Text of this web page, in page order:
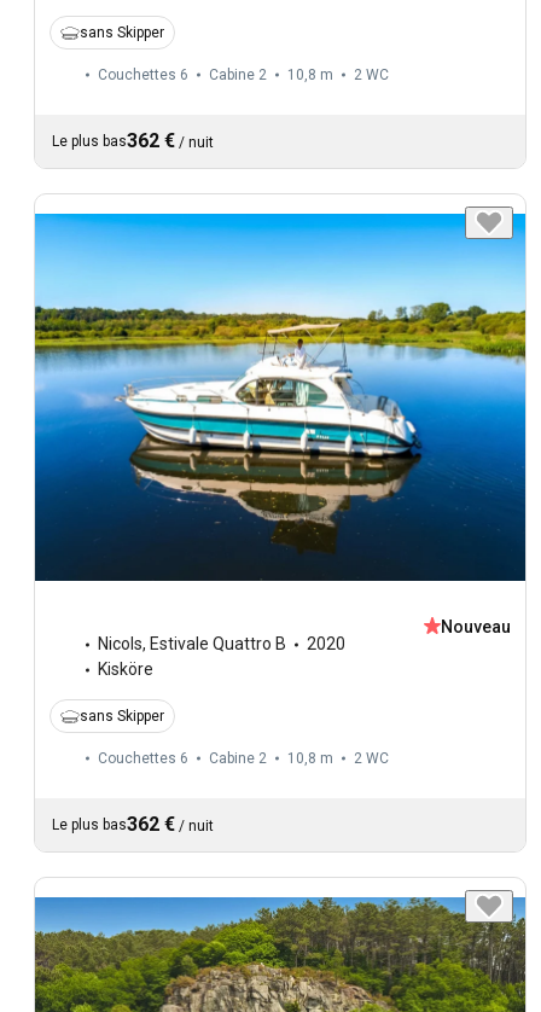
sans Skipper
Couchettes 6 Cabine 2 10,8 m 2 WC
Le plus bas362 € / nuit
Nicols, Estivale Quattro B
2020
Kisköre
Nouveau
sans Skipper
Couchettes 6 Cabine 2 10,8 m 2 WC
Le plus bas362 € / nuit